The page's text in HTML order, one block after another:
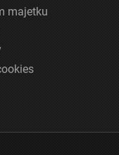
majetku